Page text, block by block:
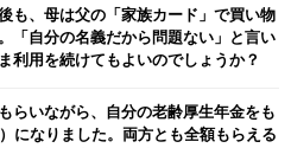
も、母は父の「家族カード」で買い物
「自分の名義だから問題ない」と言い
利用を続けてもよいのでしょうか？
らいながら、自分の老齢厚生年金をも
になりました。両方とも全額もらえる